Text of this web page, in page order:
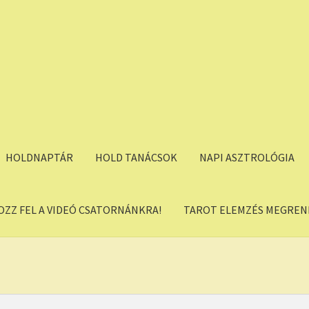
HOLDNAPTÁR HOLD TANÁCSOK NAPI ASZTROLÓGIA
FEL A VIDEÓ CSATORNÁNKRA! TAROT ELEMZÉS